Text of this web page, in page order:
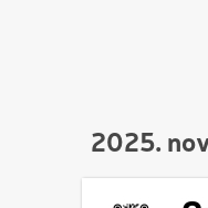
2025.